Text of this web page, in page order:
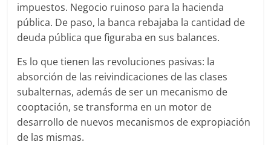
impuestos. Negocio ruinoso para la hacienda
pública. De paso, la banca rebajaba la cantidad de
deuda pública que figuraba en sus balances.
Es lo que tienen las revoluciones pasivas: la
absorción de las reivindicaciones de las clases
subalternas, además de ser un mecanismo de
cooptación, se transforma en un motor de
desarrollo de nuevos mecanismos de expropiación
de las mismas.